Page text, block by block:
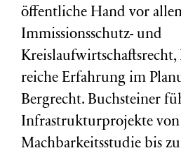
öffentliche Hand vor
Immissionsschutz- und
Kreislaufwirtschaftsrecht,
reiche Erfahrung im
Bergrecht. Buchsteiner
Infrastrukturprojekte von
Machbarkeitsstudie bis